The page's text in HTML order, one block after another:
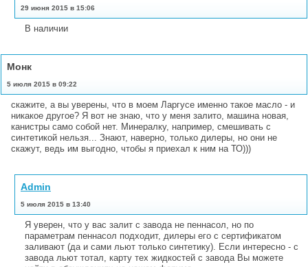
29 июня 2015 в 15:06
В наличии
Монк
5 июля 2015 в 09:22
скажите, а вы уверены, что в моем Ларгусе именно такое масло - и
никакое другое? Я вот не знаю, что у меня залито, машина новая,
канистры само собой нет. Минералку, например, смешивать с
синтетикой нельзя... Знают, наверно, только дилеры, но они не
скажут, ведь им выгодно, чтобы я приехал к ним на ТО)))
Admin
5 июля 2015 в 13:40
Я уверен, что у вас залит с завода не пеннасол, но по
параметрам пеннасол подходит, дилеры его с сертификатом
заливают (да и сами льют только синтетику). Если интересно - с
завода льют тотал, карту тех жидкостей с завода Вы можете